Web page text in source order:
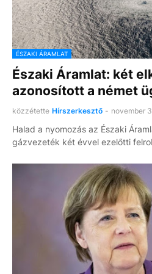
ÉSZAKI ÁRAMLAT
Északi Áramlat: két
azonosított a német
közzétette Hírszerkesztő - november
Halad a nyomozás az Északi
gázvezeték két évvel ezelőtti